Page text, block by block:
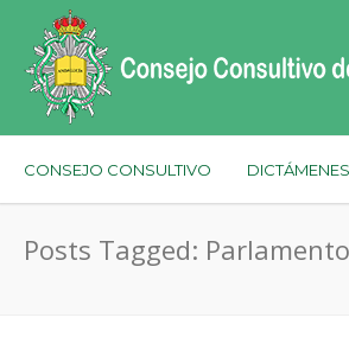
CONSEJO CONSULTIVO DICTÁMENES
Posts Tagged: